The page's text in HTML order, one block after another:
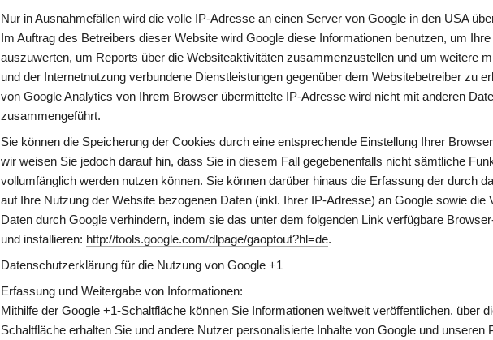
Nur in Ausnahmefällen wird die volle IP-Adresse an einen Server von Google in den USA
Im Auftrag des Betreibers dieser Website wird Google diese Informationen benutzen, um
auszuwerten, um Reports über die Websiteaktivitäten zusammenzustellen und um weitere
und der Internetnutzung verbundene Dienstleistungen gegenüber dem Websitebetreiber zu
von Google Analytics von Ihrem Browser übermittelte IP-Adresse wird nicht mit anderen
zusammengeführt.
Sie können die Speicherung der Cookies durch eine entsprechende Einstellung Ihrer
wir weisen Sie jedoch darauf hin, dass Sie in diesem Fall gegebenenfalls nicht sämtliche
vollumfänglich werden nutzen können. Sie können darüber hinaus die Erfassung der durch
auf Ihre Nutzung der Website bezogenen Daten (inkl. Ihrer IP-Adresse) an Google sowie die
Daten durch Google verhindern, indem sie das unter dem folgenden Link verfügbare
und installieren: http://tools.google.com/dlpage/gaoptout?hl=de.
Datenschutzerklärung für die Nutzung von Google +1
Erfassung und Weitergabe von Informationen:
Mithilfe der Google +1-Schaltfläche können Sie Informationen weltweit veröffentlichen. über
Schaltfläche erhalten Sie und andere Nutzer personalisierte Inhalte von Google und unseren